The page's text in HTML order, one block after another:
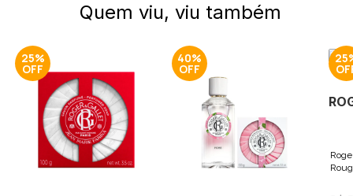
Quem viu, viu também
25% 40%